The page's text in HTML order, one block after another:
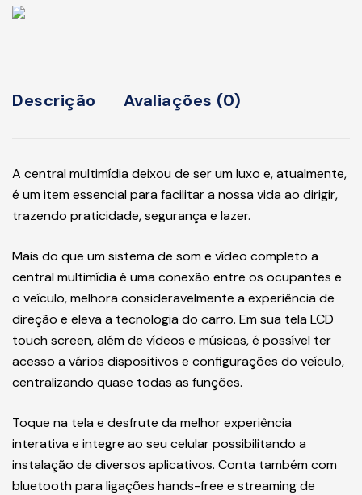
Descrição Avaliações (0)
A central multimídia deixou de ser um luxo e, atualmente,
é um item essencial para facilitar a nossa vida ao dirigir,
trazendo praticidade, segurança e lazer.
Mais do que um sistema de som e vídeo completo a
central multimídia é uma conexão entre os ocupantes e
o veículo, melhora consideravelmente a experiência de
direção e eleva a tecnologia do carro. Em sua tela LCD
touch screen, além de vídeos e músicas, é possível ter
acesso a vários dispositivos e configurações do veículo,
centralizando quase todas as funções.
Toque na tela e desfrute da melhor experiência
interativa e integre ao seu celular possibilitando a
instalação de diversos aplicativos. Conta também com
bluetooth para ligações hands-free e streaming de